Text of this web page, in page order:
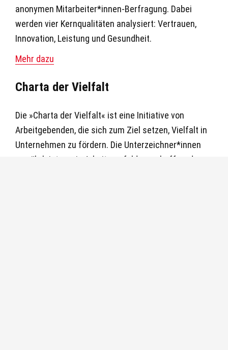
anonymen Mitarbeiter*innen-Berfragung. Dabei
werden vier Kernqualitäten analysiert: Vertrauen,
Innovation, Leistung und Gesundheit.
Mehr dazu
Charta der Vielfalt
Die »Charta der Vielfalt« ist eine Initiative von
Arbeitgebenden, die sich zum Ziel setzen, Vielfalt in
Unternehmen zu fördern. Die Unterzeichner*innen
gewährleisten, ein Arbeitsumfeld zu schaffen, das